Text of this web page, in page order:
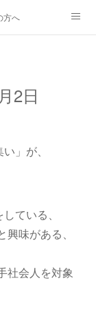
方へ
2日
」が、
ている、
味がある、
社会人を対象